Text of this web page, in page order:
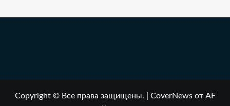
Copyright © Все права защищены. CoverNewsот AF